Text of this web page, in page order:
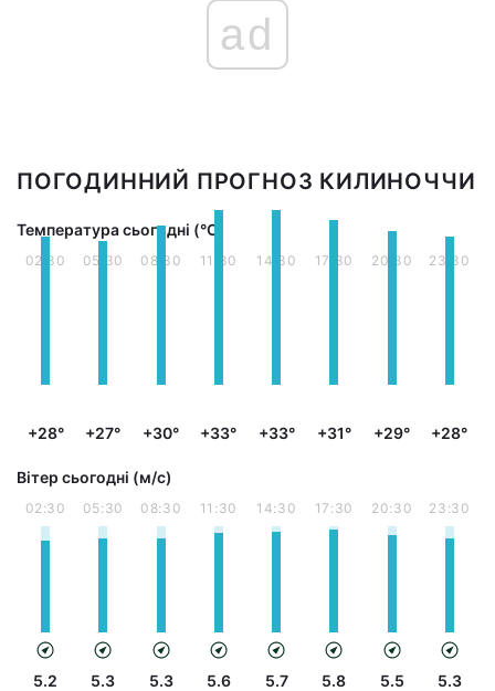
ad
ПОГОДИННИЙ ПРОГНОЗ КИЛИНОЧЧИ
Температура сьогодні (°С)
02:30
+28°
05:30
+27°
08:30
+30°
11:30
+33°
14:30
+33°
17:30
+31°
20:30
+29°
23:30
+28°
Вітер сьогодні (м/с)
02:30
5.2
05:30
5.3
08:30
5.3
11:30
5.6
14:30
5.7
17:30
5.8
20:30
5.5
23:30
5.3